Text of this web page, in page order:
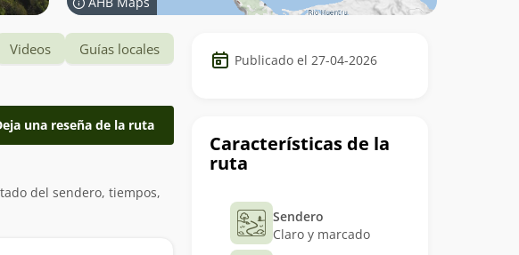
Datos
del Publicado el 27-04-2026
Características de la
ruta
Sendero
Claro y marcado
Videos Guías locales
una reseña de la ruta
del sendero, tiempos,